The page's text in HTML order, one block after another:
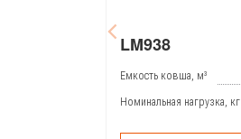
LM938
Емкость ковша, м³
Номинальная нагрузка, кг